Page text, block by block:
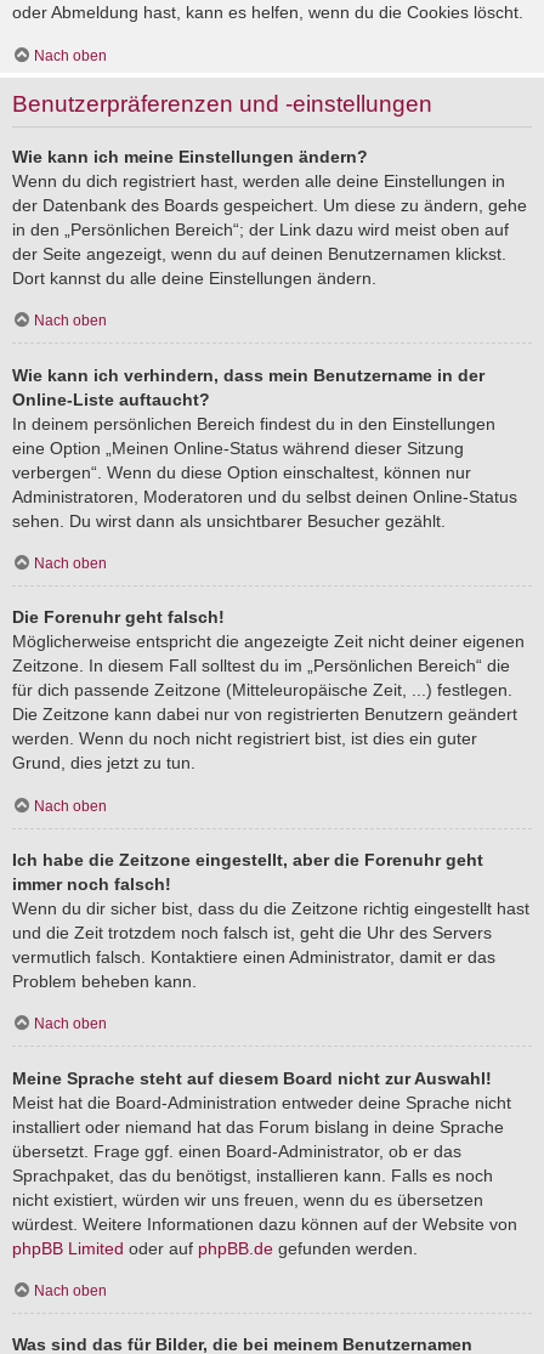
oder Abmeldung hast, kann es helfen, wenn du die Cookies löscht.
Nach oben
Benutzerpräferenzen und -einstellungen
Wie kann ich meine Einstellungen ändern?
Wenn du dich registriert hast, werden alle deine Einstellungen in
der Datenbank des Boards gespeichert. Um diese zu ändern, gehe
in den „Persönlichen Bereich“; der Link dazu wird meist oben auf
der Seite angezeigt, wenn du auf deinen Benutzernamen klickst.
Dort kannst du alle deine Einstellungen ändern.
Nach oben
Wie kann ich verhindern, dass mein Benutzername in der
Online-Liste auftaucht?
In deinem persönlichen Bereich findest du in den Einstellungen
eine Option „Meinen Online-Status während dieser Sitzung
verbergen“. Wenn du diese Option einschaltest, können nur
Administratoren, Moderatoren und du selbst deinen Online-Status
sehen. Du wirst dann als unsichtbarer Besucher gezählt.
Nach oben
Die Forenuhr geht falsch!
Möglicherweise entspricht die angezeigte Zeit nicht deiner eigenen
Zeitzone. In diesem Fall solltest du im „Persönlichen Bereich“ die
für dich passende Zeitzone (Mitteleuropäische Zeit, ...) festlegen.
Die Zeitzone kann dabei nur von registrierten Benutzern geändert
werden. Wenn du noch nicht registriert bist, ist dies ein guter
Grund, dies jetzt zu tun.
Nach oben
Ich habe die Zeitzone eingestellt, aber die Forenuhr geht
immer noch falsch!
Wenn du dir sicher bist, dass du die Zeitzone richtig eingestellt hast
und die Zeit trotzdem noch falsch ist, geht die Uhr des Servers
vermutlich falsch. Kontaktiere einen Administrator, damit er das
Problem beheben kann.
Nach oben
Meine Sprache steht auf diesem Board nicht zur Auswahl!
Meist hat die Board-Administration entweder deine Sprache nicht
installiert oder niemand hat das Forum bislang in deine Sprache
übersetzt. Frage ggf. einen Board-Administrator, ob er das
Sprachpaket, das du benötigst, installieren kann. Falls es noch
nicht existiert, würden wir uns freuen, wenn du es übersetzen
würdest. Weitere Informationen dazu können auf der Website von
phpBB Limited oder auf phpBB.de gefunden werden.
Nach oben
Was sind das für Bilder, die bei meinem Benutzernamen